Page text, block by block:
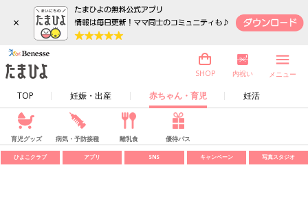
×
TOP 妊娠・出産 赤ちゃん・育児 妊活
SHOP 内祝い メニュー
育児グッズ 病気・予防接種 離乳食 優待パス
ひよこクラブ アプリ SNS キャンペーン 写真スタジオ